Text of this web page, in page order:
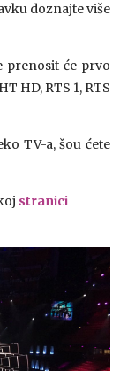
doznajte više
prenosit će prvo
HD, RTS 1, RTS
TV-a, šou ćete
stranici